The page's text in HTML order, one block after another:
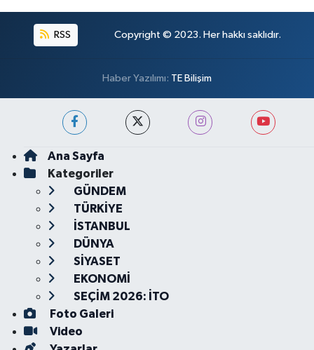
RSS Copyright © 2023. Her hakkı saklıdır.
Haber Yazılımı: TE Bilişim
Ana Sayfa
Kategoriler
GÜNDEM
TÜRKİYE
İSTANBUL
DÜNYA
SİYASET
EKONOMİ
SEÇİM 2026: İTO
Foto Galeri
Video